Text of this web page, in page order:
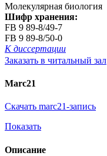
Молекулярная биология
Шифр хранения:
FB 9 89-8/49-7
FB 9 89-8/50-0
К диссертации
Заказать в читальный зал
Marc21
Скачать marc21-запись
Показать
Описание